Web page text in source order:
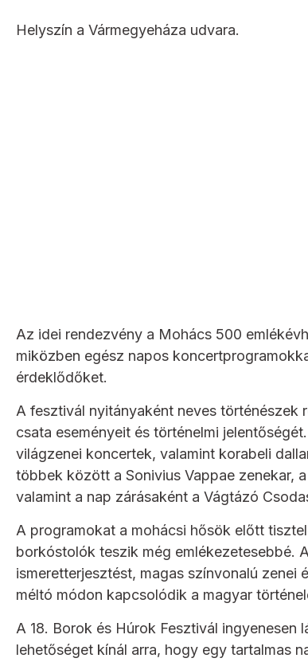
Helyszín a Vármegyeháza udvara.
Az idei rendezvény a Mohács 500
miközben egész napos
érdeklődőket.
A fesztivál nyitányaként neves történészek
csata eseményeit és történelmi
világzenei koncertek, valamint korabeli
többek között a Sonivius Vappae zenekar,
valamint a nap zárásaként a Vágtázó
A programokat a mohácsi hősök előtt
borkóstolók teszik még emlékezetesebbé.
ismeretterjesztést, magas színvonalú zenei
méltó módon kapcsolódik a magyar
A 18. Borok és Húrok Fesztivál
lehetőséget kínál arra, hogy egy tartalmas